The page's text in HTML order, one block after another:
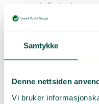
Samtykke
Denne nettsiden
Vi bruker
svarte emballasjen i størst
produsent eller importør
Tips forøkt
Valg av riktig